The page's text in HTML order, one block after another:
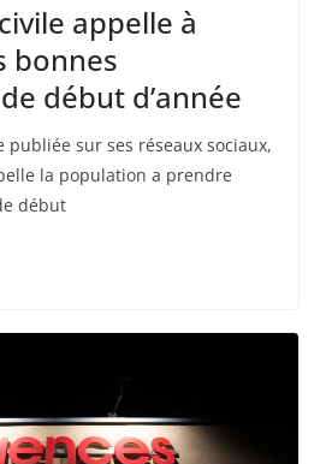
appelle à
bonnes
début d’année
publiée sur ses réseaux sociaux,
la population a prendre
début